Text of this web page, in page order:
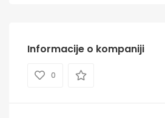
Informacije o kompaniji
0